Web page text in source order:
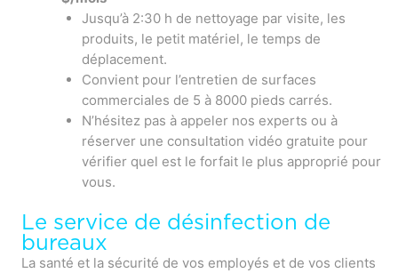
Jusqu’à 2:30 h de nettoyage par visite, les
produits, le petit matériel, le temps de
déplacement.
Convient pour l’entretien de surfaces
commerciales de 5 à 8000 pieds carrés.
N’hésitez pas à appeler nos experts ou à
réserver une consultation vidéo gratuite pour
vérifier quel est le forfait le plus approprié pour
vous.
Le service de désinfection de
bureaux
La santé et la sécurité de vos employés et de vos clients